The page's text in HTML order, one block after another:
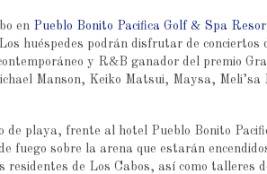
en Pueblo Bonito Pacifica Golf & Spa
huéspedes podrán disfrutar de conciertos
y R&B ganador del premio
Manson, Keiko Matsui, Maysa,
de playa, frente al hotel Pueblo Bonito
fuego sobre la arena que estarán
de Los Cabos, así como talleres